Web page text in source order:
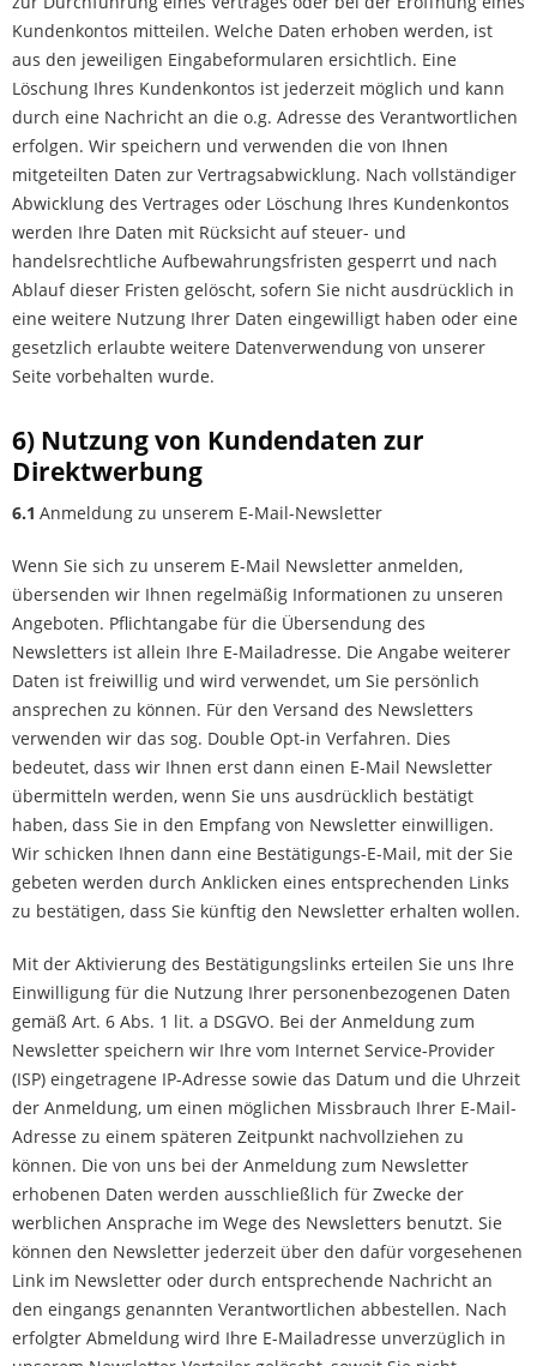
Kundenkontos mitteilen. Welche Daten erhoben werden, ist
aus den jeweiligen Eingabeformularen ersichtlich. Eine
Löschung Ihres Kundenkontos ist jederzeit möglich und kann
durch eine Nachricht an die o.g. Adresse des Verantwortlichen
erfolgen. Wir speichern und verwenden die von Ihnen
mitgeteilten Daten zur Vertragsabwicklung. Nach vollständiger
Abwicklung des Vertrages oder Löschung Ihres Kundenkontos
werden Ihre Daten mit Rücksicht auf steuer- und
handelsrechtliche Aufbewahrungsfristen gesperrt und nach
Ablauf dieser Fristen gelöscht, sofern Sie nicht ausdrücklich in
eine weitere Nutzung Ihrer Daten eingewilligt haben oder eine
gesetzlich erlaubte weitere Datenverwendung von unserer
Seite vorbehalten wurde.
6) Nutzung von Kundendaten zur
Direktwerbung
6.1 Anmeldung zu unserem E-Mail-Newsletter
Wenn Sie sich zu unserem E-Mail Newsletter anmelden,
übersenden wir Ihnen regelmäßig Informationen zu unseren
Angeboten. Pflichtangabe für die Übersendung des
Newsletters ist allein Ihre E-Mailadresse. Die Angabe weiterer
Daten ist freiwillig und wird verwendet, um Sie persönlich
ansprechen zu können. Für den Versand des Newsletters
verwenden wir das sog. Double Opt-in Verfahren. Dies
bedeutet, dass wir Ihnen erst dann einen E-Mail Newsletter
übermitteln werden, wenn Sie uns ausdrücklich bestätigt
haben, dass Sie in den Empfang von Newsletter einwilligen.
Wir schicken Ihnen dann eine Bestätigungs-E-Mail, mit der Sie
gebeten werden durch Anklicken eines entsprechenden Links
zu bestätigen, dass Sie künftig den Newsletter erhalten wollen.
Mit der Aktivierung des Bestätigungslinks erteilen Sie uns Ihre
Einwilligung für die Nutzung Ihrer personenbezogenen Daten
gemäß Art. 6 Abs. 1 lit. a DSGVO. Bei der Anmeldung zum
Newsletter speichern wir Ihre vom Internet Service-Provider
(ISP) eingetragene IP-Adresse sowie das Datum und die Uhrzeit
der Anmeldung, um einen möglichen Missbrauch Ihrer E-Mail-
Adresse zu einem späteren Zeitpunkt nachvollziehen zu
können. Die von uns bei der Anmeldung zum Newsletter
erhobenen Daten werden ausschließlich für Zwecke der
werblichen Ansprache im Wege des Newsletters benutzt. Sie
können den Newsletter jederzeit über den dafür vorgesehenen
Link im Newsletter oder durch entsprechende Nachricht an
den eingangs genannten Verantwortlichen abbestellen. Nach
erfolgter Abmeldung wird Ihre E-Mailadresse unverzüglich in